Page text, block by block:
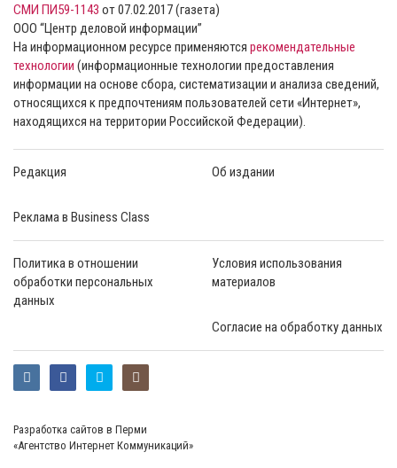
СМИ ПИ59-1143 от 07.02.2017 (газета)
ООО “Центр деловой информации”
На информационном ресурсе применяются рекомендательные
технологии (информационные технологии предоставления
информации на основе сбора, систематизации и анализа сведений,
относящихся к предпочтениям пользователей сети «Интернет»,
находящихся на территории Российской Федерации).
Редакция Об издании
Реклама в Business Class
Политика в отношении
обработки персональных
данных
Условия использования
материалов
Согласие на обработку данных
Разработка сайтов в Перми
«Агентство Интернет Коммуникаций»